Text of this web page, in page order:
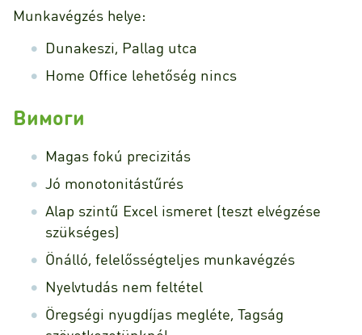
Munkavégzés helye:
Dunakeszi, Pallag utca
Home Office lehetőség nincs
Вимоги
Magas fokú precizitás
Jó monotonitástűrés
Alap szintű Excel ismeret (teszt elvégzése
szükséges)
Önálló, felelősségteljes munkavégzés
Nyelvtudás nem feltétel
Öregségi nyugdíjas megléte, Tagság